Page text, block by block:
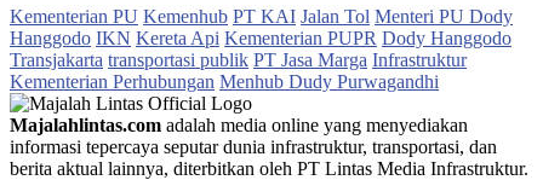
Kementerian PU Kemenhub PT KAI Jalan Tol Menteri PU Dody
Hanggodo IKN Kereta Api Kementerian PUPR Dody Hanggodo
Transjakarta transportasi publik PT Jasa Marga Infrastruktur
Kementerian Perhubungan Menhub Dudy Purwagandhi
Majalahlintas.com adalah media online yang menyediakan
informasi tepercaya seputar dunia infrastruktur, transportasi, dan
berita aktual lainnya, diterbitkan oleh PT Lintas Media Infrastruktur.